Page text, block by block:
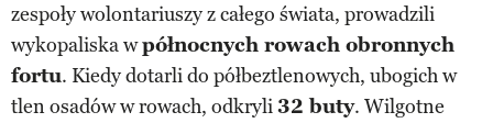
zespoły wolontariuszy z całego świata, prowadzili
wykopaliska wpółnocnych rowach obronnych
fortu. Kiedy dotarli do półbeztlenowych, ubogich w
tlen osadów w rowach, odkryli32 buty. Wilgotne